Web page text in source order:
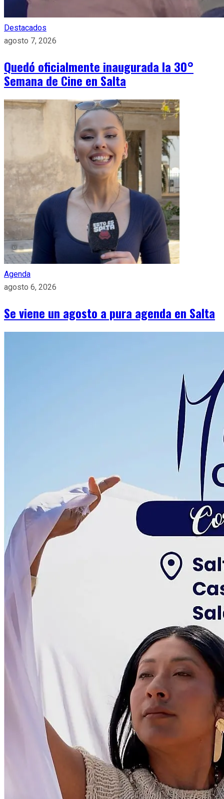
Destacados
agosto 7, 2026
Quedó oficialmente inaugurada la 30°
Semana de Cine en Salta
Agenda
agosto 6, 2026
Se viene un agosto a pura agenda en Salta